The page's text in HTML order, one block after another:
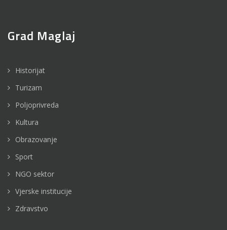
Grad Maglaj
Historijat
Turizam
Poljoprivreda
Kultura
Obrazovanje
Sport
NGO sektor
Vjerske institucije
Zdravstvo